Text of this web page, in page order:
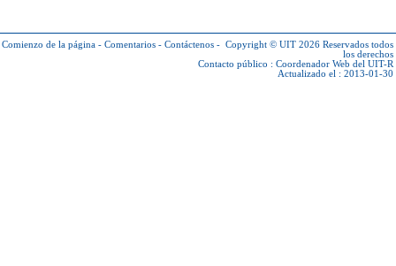
Comienzo de la página - Comentarios - Contáctenos - Copyright © UIT 2026 Reservados todos
los derechos
Contacto público : Coordenador Web del UIT-R
Actualizado el : 2013-01-30